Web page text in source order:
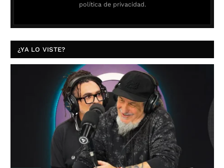
política de privacidad.
¿YA LO VISTE?